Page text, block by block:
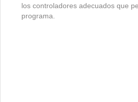
los controladores adecuados que
programa.